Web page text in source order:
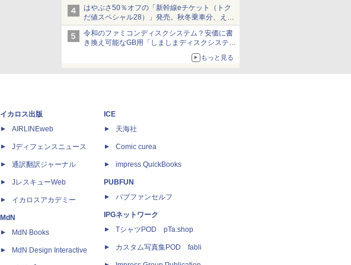
はやぶさ50％オフの「新幹線eチケット（トク
だ値スペシャル28）」発売。秋冬乗車分、えき
ねっと限定
令和のファミコンディスクシステム？安価に書
き換え可能なGB用「しましまディスクシステ
もっと見る
イカロス出版
AIRLINEweb
Jディフェンスニュース
通訳翻訳ジャーナル
JレスキューWeb
イカロスアカデミー
MdN
MdN Books
MdN Design Interactive
ICE
天海社
Comic curea
impress QuickBooks
PUBFUN
パブファンセルフ
IPGネットワーク
TシャツPOD pTa.shop
カスタム写真集POD fabli